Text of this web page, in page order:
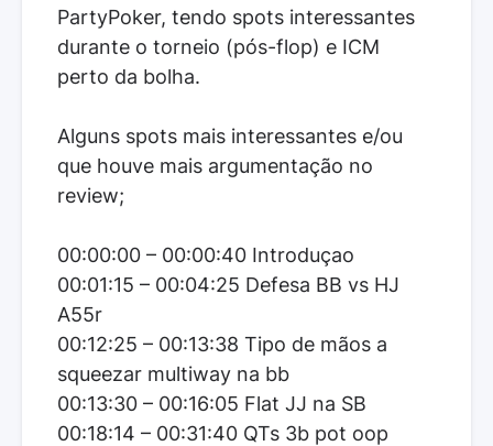
PartyPoker, tendo spots interessantes
durante o torneio (pós-flop) e ICM
perto da bolha.
Alguns spots mais interessantes e/ou
que houve mais argumentação no
review;
00:00:00 – 00:00:40 Introduçao
00:01:15 – 00:04:25 Defesa BB vs HJ
A55r
00:12:25 – 00:13:38 Tipo de mãos a
squeezar multiway na bb
00:13:30 – 00:16:05 Flat JJ na SB
00:18:14 – 00:31:40 QTs 3b pot oop